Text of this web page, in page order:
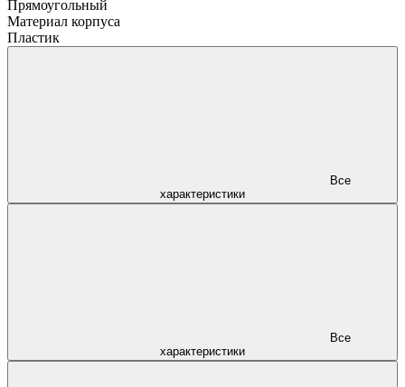
Прямоугольный
Материал корпуса
Пластик
характеристики
характеристики